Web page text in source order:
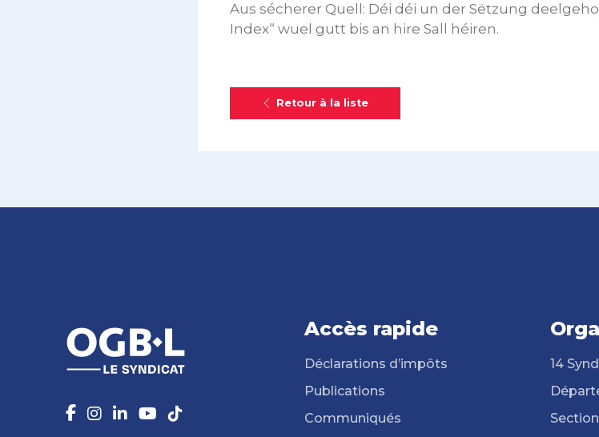
Aus sécherer Quell: Déi déi un der Sëtzung
Index“ wuel gutt bis an hire Sall héiren.
Retour à la liste
Accès rapide
Déclarations d’impôts
Publications
Communiqués
14